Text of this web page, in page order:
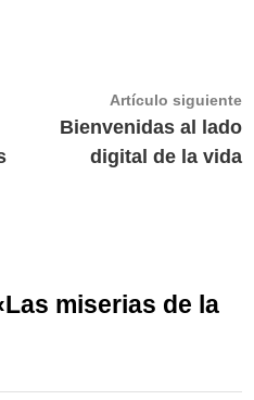
Artículo siguiente
Bienvenidas al lado
digital de la vida
Las miserias de la